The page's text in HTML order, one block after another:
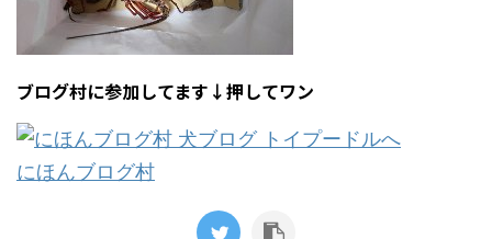
ブログ村に参加してます↓押してワン
にほんブログ村